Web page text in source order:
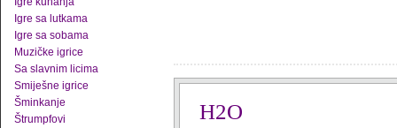
Igre sa lutkama
Igre sa sobama
Muzičke igrice
Sa slavnim licima
Smiješne igrice
Šminkanje
Štrumpfovi
H2O